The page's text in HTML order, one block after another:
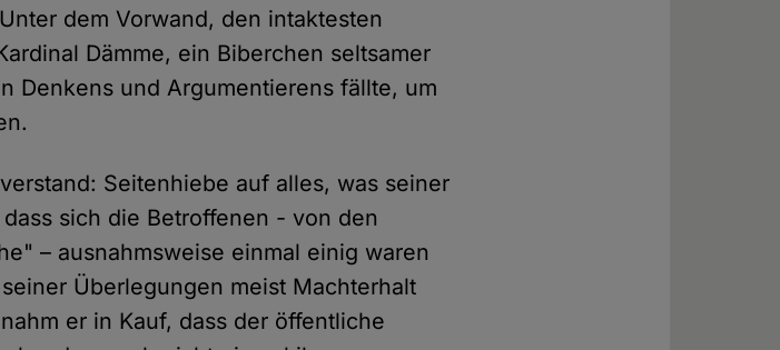
dem Vorwand, den intaktesten
Dämme, ein Biberchen seltsamer
Denkens und Argumentierens fällte, um
Seitenhiebe auf alles, was seiner
sich die Betroffenen - von den
– ausnahmsweise einmal einig waren
Überlegungen meist Machterhalt
er in Kauf, dass der öffentliche